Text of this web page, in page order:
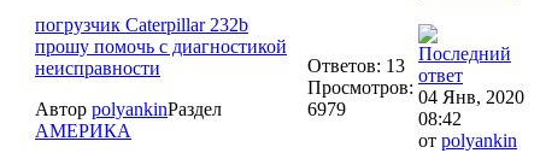
погрузчик Caterpillar 232b
прошу помочь с диагностикой
неисправности
Автор polyankinРаздел
АМЕРИКА
Ответов: 13
Просмотров:
6979
04 Янв, 2020
08:42
от polyankin